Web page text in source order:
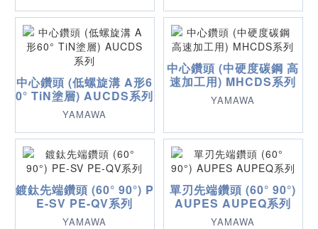
中心鑽頭 (低螺旋溝 A形6
0° TiN塗層) AUCDS系列
YAMAWA
中心鑽頭 (中硬度碳鋼 高
速加工用) MHCDS系列
YAMAWA
鍍鈦先端鑽頭 (60° 90°) P
E-SV PE-QV系列
YAMAWA
單刃先端鑽頭 (60° 90°)
AUPES AUPEQ系列
YAMAWA